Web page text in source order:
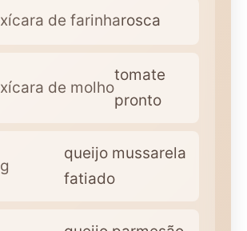
xícara de farinharosca
xícara de molho
tomate
pronto
g
queijo mussarela
fatiado